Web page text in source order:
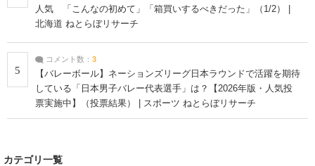
人気 「こんなの初めて」「箱買いするべきだった」（1/2） |
北海道 ねとらぼリサーチ
5
コメント数： 3
【バレーボール】ネーションズリーグ日本ラウンドで活躍を期待
している「日本男子バレー代表選手」は？【2026年版・人気投
票実施中】（投票結果） | スポーツ ねとらぼリサーチ
カテゴリ一覧